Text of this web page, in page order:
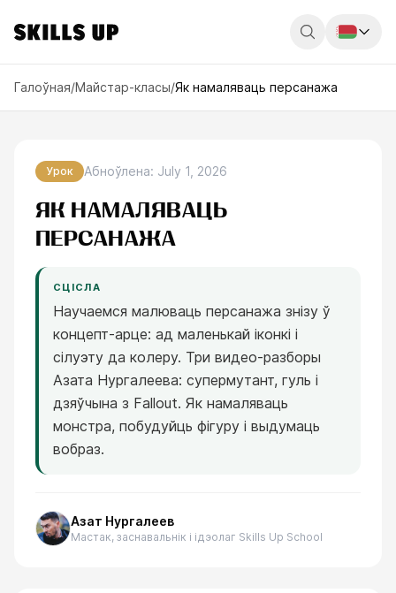
Беларусь
Галоўная/Майстар-класы/Як намаляваць персанажа
Урок Абноўлена: July 1, 2026
ЯК НАМАЛЯВАЦЬ
ПЕРСАНАЖА
СЦІСЛА
Научаемся малюваць персанажа знізу ў
концепт-арце: ад маленькай іконкі і
сілуэту да колеру. Три видео-разборы
Азата Нургалеева: супермутант, гуль і
дзяўчына з Fallout. Як намаляваць
монстра, побудуйць фігуру і выдумаць
вобраз.
Азат Нургалеев
Мастак, заснавальнік і ідэолаг Skills Up School